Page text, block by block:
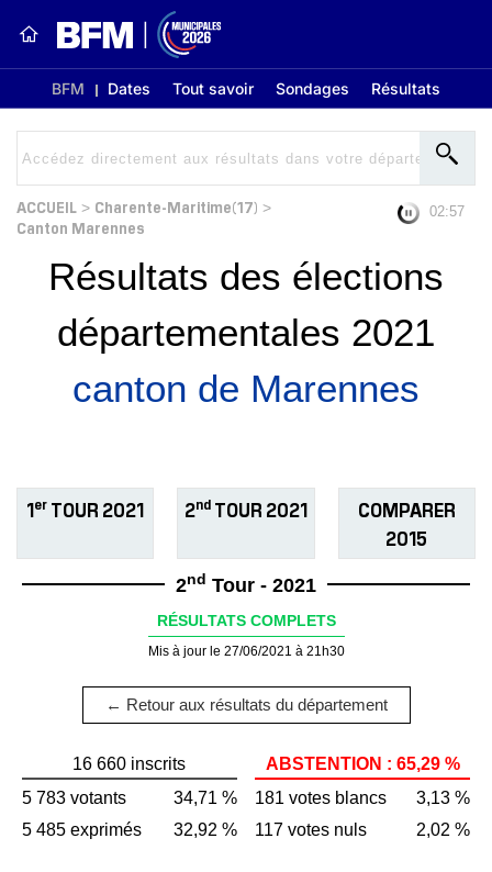
BFM Dates Tout savoir Sondages Résultats
ACCUEIL > Charente-Maritime(17) >
Canton Marennes
02:56
Résultats des élections
départementales 2021
canton de Marennes
1er TOUR 2021 2ndTOUR 2021
COMPARER
2015
2nd Tour - 2021
RÉSULTATS COMPLETS
Mis à jour le 27/06/2021 à 21h30
← Retour aux résultats du département
16 660 inscrits
5 783 votants
34,71 %
5 485 exprimés
32,92 %
ABSTENTION : 65,29 %
181 votes blancs
3,13 %
117 votes nuls
2,02 %